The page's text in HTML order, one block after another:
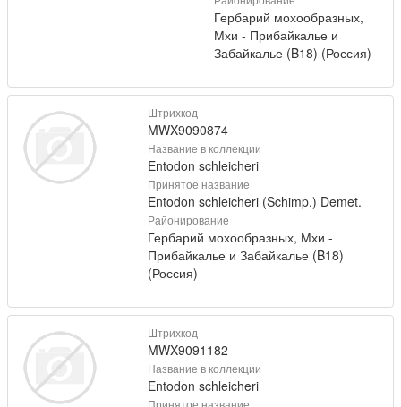
Гербарий мохообразных,
Мхи - Прибайкалье и
Забайкалье (B18) (Россия)
Штрихкод
MWX9090874
Название в коллекции
Entodon schleicheri
Принятое название
Entodon schleicheri (Schimp.) Demet.
Районирование
Гербарий мохообразных, Мхи -
Прибайкалье и Забайкалье (B18)
(Россия)
Штрихкод
MWX9091182
Название в коллекции
Entodon schleicheri
Принятое название